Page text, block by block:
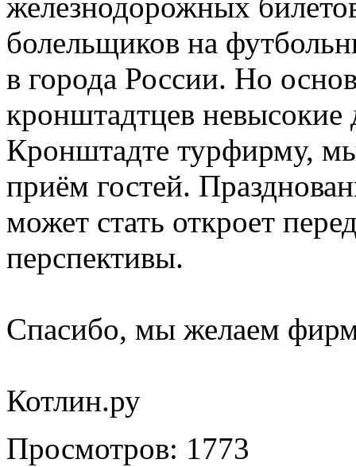
железнодорожных
болельщиков на
в города России. Но
кронштадтцев невысокие
Кронштадте турфирму,
приём гостей.
может стать откроет
перспективы.
Спасибо, мы желаем
Котлин.ру
Просмотров: 1773